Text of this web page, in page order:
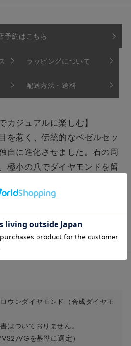
予約はこちら
ラッピングについて
配送方法・送料
カジュアルに楽しむ】
を惹く、伝統的なベゼルセッ
自に進化させました。石の周
極小の爪でダイヤモンドを留
下部をメタルで覆っていない
ら光を取り込み、お顔周りを
くれます。
ウンダイヤモンド（合成ダイヤモ
はついておりません。
VS2/VGを基準に選定）